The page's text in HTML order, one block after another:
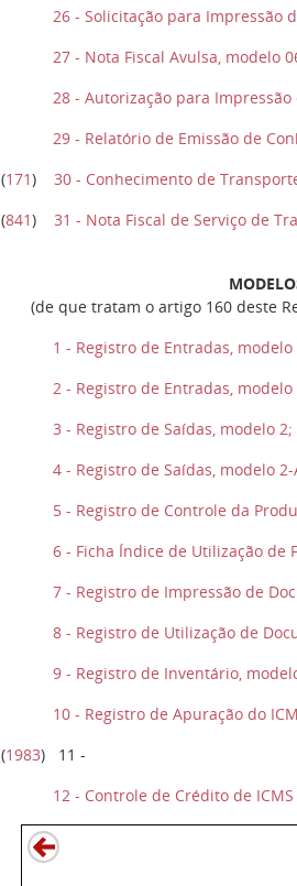
26 - Solicitação para Impressão
27 - Nota Fiscal Avulsa, modelo
28 - Autorização para Impressão
29 - Relatório de Emissão de
(171) 30 - Conhecimento de
(841) 31 - Nota Fiscal de Serviço de
(de que tratam o artigo 160 deste
1 - Registro de Entradas, modelo
2 - Registro de Entradas, modelo
3 - Registro de Saídas, modelo 2;
4 - Registro de Saídas, modelo 2-
5 - Registro de Controle da
6 - Ficha Índice de Utilização de
7 - Registro de Impressão de
8 - Registro de Utilização de
9 - Registro de Inventário,
10 - Registro de Apuração do
(1983) 11 -
12 - Controle de Crédito de